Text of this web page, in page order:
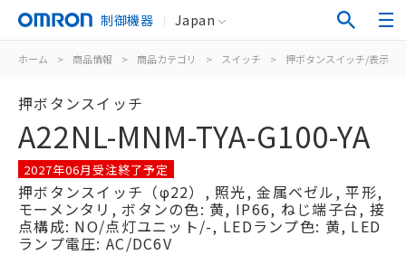
制御機器 Japan
ホーム > 商品情報 > 商品カテゴリ > スイッチ > 押ボタンスイッチ/表示灯
押ボタンスイッチ
A22NL-MNM-TYA-G100-YA
2027年06月受注終了予定
押ボタンスイッチ（φ22）, 照光, 金属ベゼル, 平形,
モーメンタリ, ボタンの色: 黄, IP66, ねじ端子台, 接
点構成: NO/点灯ユニット/-, LEDランプ色: 黄, LED
ランプ電圧: AC/DC6V